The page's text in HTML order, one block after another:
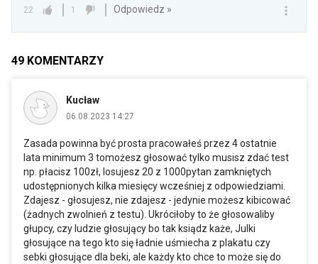
22 1 Odpowiedz »
49 KOMENTARZY
Kucław
06.08.2023 14:27
Zasada powinna być prosta pracowałeś przez 4 ostatnie
lata minimum 3 tomożesz głosować tylko musisz zdać test
np. płacisz 100zł, losujesz 20 z 1000pytan zamkniętych
udostępnionych kilka miesięcy wcześniej z odpowiedziami.
Zdajesz - głosujesz, nie zdajesz - jedynie możesz kibicować
(żadnych zwolnień z testu). Ukróciłoby to że głosowaliby
głupcy, czy ludzie głosujący bo tak ksiądz każe, Julki
głosujące na tego kto się ładnie uśmiecha z plakatu czy
sebki głosujące dla beki, ale każdy kto chce to może się do